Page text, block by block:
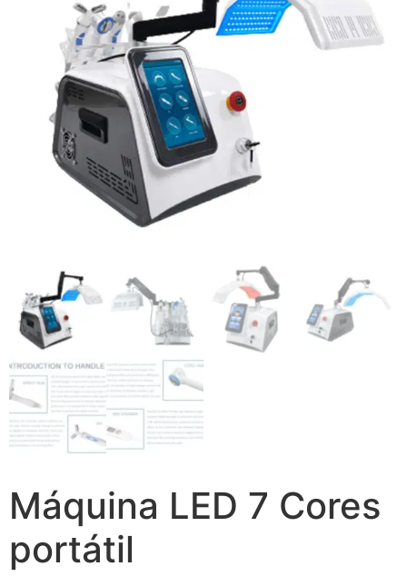
Máquina LED 7 Cores
portátil